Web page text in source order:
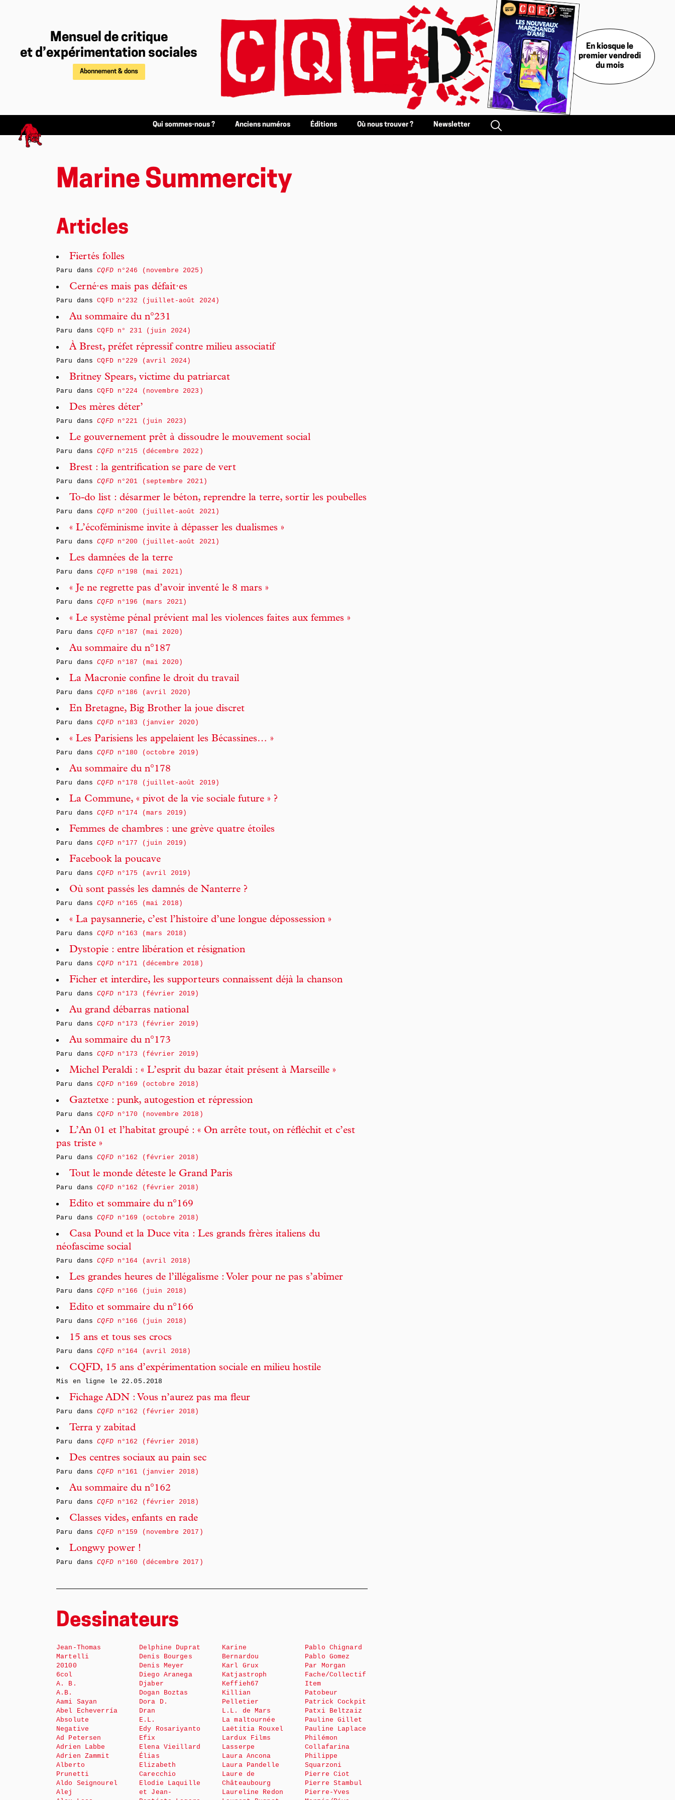
Mensuel de critique
et d’expérimentation sociales
Abonnement & dons
En kiosque le
premier vendredi
du mois
Qui sommes-nous ? Anciens numéros Éditions Où nous trouver ? Newsletter
Marine Summercity
Articles
Fiertés folles
Paru dansCQFDn°246 (novembre 2025)
Cerné·es mais pas défait·es
Paru dansCQFD n°232 (juillet-août 2024)
Au sommaire du n°231
Paru dansCQFD n° 231 (juin 2024)
À Brest, préfet répressif contre milieu associatif
Paru dansCQFD n°229 (avril 2024)
Britney Spears, victime du patriarcat
Paru dansCQFD n°224 (novembre 2023)
Des mères déter’
Paru dansCQFDn°221 (juin 2023)
Le gouvernement prêt à dissoudre le mouvement social
Paru dansCQFDn°215 (décembre 2022)
Brest : la gentrification se pare de vert
Paru dansCQFDn°201 (septembre 2021)
To-do list : désarmer le béton, reprendre la terre, sortir les poubelles
Paru dansCQFDn°200 (juillet-août 2021)
« L’écoféminisme invite à dépasser les dualismes »
Paru dansCQFDn°200 (juillet-août 2021)
Les damnées de la terre
Paru dansCQFDn°198 (mai 2021)
« Je ne regrette pas d’avoir inventé le 8 mars »
Paru dansCQFDn°196 (mars 2021)
« Le système pénal prévient mal les violences faites aux femmes »
Paru dansCQFDn°187 (mai 2020)
Au sommaire du n°187
Paru dansCQFDn°187 (mai 2020)
La Macronie confine le droit du travail
Paru dansCQFDn°186 (avril 2020)
En Bretagne, Big Brother la joue discret
Paru dansCQFDn°183 (janvier 2020)
« Les Parisiens les appelaient les Bécassines… »
Paru dansCQFDn°180 (octobre 2019)
Au sommaire du n°178
Paru dansCQFDn°178 (juillet-août 2019)
La Commune, « pivot de la vie sociale future » ?
Paru dansCQFDn°174 (mars 2019)
Femmes de chambres : une grève quatre étoiles
Paru dansCQFDn°177 (juin 2019)
Facebook la poucave
Paru dansCQFDn°175 (avril 2019)
Où sont passés les damnés de Nanterre ?
Paru dansCQFDn°165 (mai 2018)
« La paysannerie, c’est l’histoire d’une longue dépossession »
Paru dansCQFDn°163 (mars 2018)
Dystopie : entre libération et résignation
Paru dansCQFDn°171 (décembre 2018)
Ficher et interdire, les supporteurs connaissent déjà la chanson
Paru dansCQFDn°173 (février 2019)
Au grand débarras national
Paru dansCQFDn°173 (février 2019)
Au sommaire du n°173
Paru dansCQFDn°173 (février 2019)
Michel Peraldi : « L’esprit du bazar était présent à Marseille »
Paru dansCQFDn°169 (octobre 2018)
Gaztetxe : punk, autogestion et répression
Paru dansCQFDn°170 (novembre 2018)
L’An 01 et l’habitat groupé : « On arrête tout, on réfléchit et c’est
pas triste »
Paru dansCQFDn°162 (février 2018)
Tout le monde déteste le Grand Paris
Paru dansCQFDn°162 (février 2018)
Edito et sommaire du n°169
Paru dansCQFDn°169 (octobre 2018)
Casa Pound et la Duce vita : Les grands frères italiens du
néofascime social
Paru dansCQFDn°164 (avril 2018)
Les grandes heures de l’illégalisme : Voler pour ne pas s’abîmer
Paru dansCQFDn°166 (juin 2018)
Edito et sommaire du n°166
Paru dansCQFDn°166 (juin 2018)
15 ans et tous ses crocs
Paru dansCQFDn°164 (avril 2018)
CQFD, 15 ans d’expérimentation sociale en milieu hostile
Mis en ligne le 22.05.2018
Fichage ADN : Vous n’aurez pas ma fleur
Paru dansCQFDn°162 (février 2018)
Terra y zabitad
Paru dansCQFDn°162 (février 2018)
Des centres sociaux au pain sec
Paru dansCQFDn°161 (janvier 2018)
Au sommaire du n°162
Paru dansCQFDn°162 (février 2018)
Classes vides, enfants en rade
Paru dansCQFDn°159 (novembre 2017)
Longwy power !
Paru dansCQFDn°160 (décembre 2017)
Dessinateurs
Jean-Thomas
Martelli
20100
6col
A. B.
A.B.
Aami Sayan
Abel Echeverría
Absolute
Negative
Ad Petersen
Adrien Labbe
Adrien Zammit
Alberto
Prunetti
Aldo Seignourel
Alej
Delphine Duprat
Denis Bourges
Denis Meyer
Diego Aranega
Djaber
Dogan Boztas
Dora D.
Dran
E.L.
Edy Rosariyanto
Efix
Elena Vieillard
Élias
Elizabeth
Carecchio
Elodie Laquille
et Jean-
Karine
Bernardou
Karl Grux
Katjastroph
Keffieh67
Killian
Pelletier
L.L. de Mars
La maltournée
Laëtitia Rouxel
Lardux Films
Lasserpe
Laura Ancona
Laura Pandelle
Laure de
Châteaubourg
Laureline Redon
Pablo Chignard
Pablo Gomez
Par Morgan
Fache/Collectif
Item
Patobeur
Patrick Cockpit
Patxi Beltzaiz
Pauline Gillet
Pauline Laplace
Philémon
Collafarina
Philippe
Squarzoni
Pierre Ciot
Pierre Stambul
Pierre-Yves